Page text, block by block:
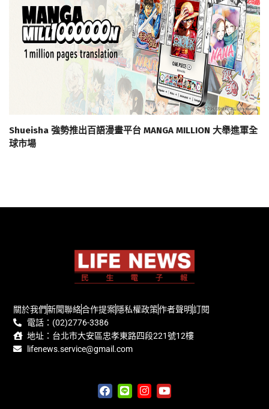
Shueisha 強勢推出百語漫畫平台 MANGA MILLION 大舉進軍全
球市場
關於我們新聞聯絡合作提案隱私權政策作者聲明訂閱
電話：(02)2776-3386
地址：台北市大安區忠孝東路四段221號12樓
lifenews.service@gmail.com